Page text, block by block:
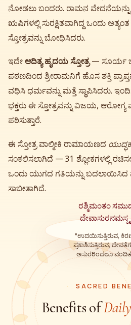
ನೋಡಲು ಬಂದರು. ರಾಮನ
ಋಷಿಗಳಲ್ಲಿ ಸುರಕ್ಷಿತವಾಗಿದ್ದ ಒಂದು
ಸ್ತೋತ್ರವನ್ನು ಬೋಧಿಸಿದರು.
ಇದೇ ಆದಿತ್ಯ ಹೃದಯ ಸ್ತೋತ್ರ— ಸೂರ್ಯ
ಪಠಣದಿಂದ ಶ್ರೀರಾಮನಿಗೆ ಹೊಸ ಶಕ್ತಿ
ವಧಿಸಿ ಧರ್ಮವನ್ನು ಮತ್ತೆ ಸ್ಥಾಪಿಸಿದರು.
ಭಕ್ತರು ಈ ಸ್ತೋತ್ರವನ್ನು ವಿಜಯ, ಆರೋಗ್ಯ
ಪಠಿಸುತ್ತಾರೆ.
ಈ ಸ್ತೋತ್ರ ವಾಲ್ಮೀಕಿ ರಾಮಾಯಣದ
ಸಂಕಲಿಸಲಾಗಿದೆ — 31 ಶ್ಲೋಕಗಳಲ್ಲಿ
ಒಂದು ಯುಗದ ಗತಿಯನ್ನು ಬದಲಾಯಿಸಿದ
ಸಾಬೀತಾಗಿದೆ.
ರಶ್ಮಿಮಂತಂ
"ಉದಯಿಸುತ್ತಿರುವ,
ಪ್ರಕಾಶಿಸುತ್ತಿರುವ,
ಅಸುರರಿಂದಲೂ
SACRED
Benefits of